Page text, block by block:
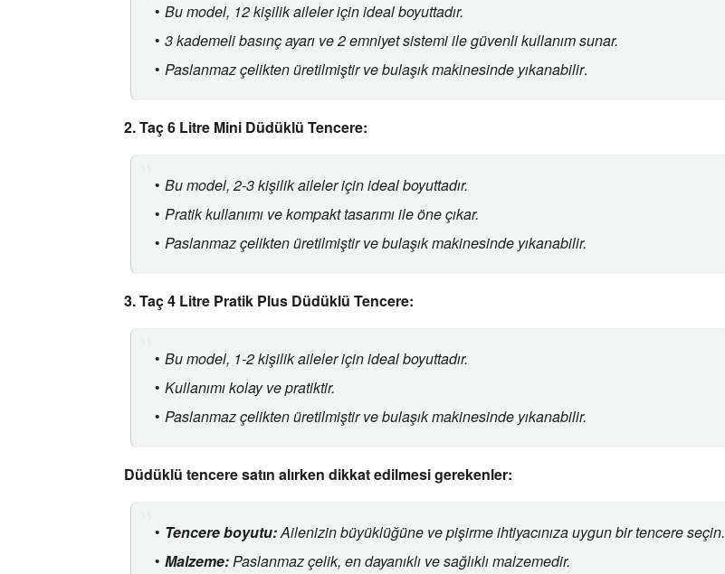
Bu model, 12 kişilik aileler için ideal boyuttadır.
3 kademeli basınç ayarı ve 2 emniyet sistemi ile güvenli kullanım sunar.
Paslanmaz çelikten üretilmiştir ve bulaşık makinesinde yıkanabilir.
2. Taç 6 Litre Mini Düdüklü Tencere:
Bu model, 2-3 kişilik aileler için ideal boyuttadır.
Pratik kullanımı ve kompakt tasarımı ile öne çıkar.
Paslanmaz çelikten üretilmiştir ve bulaşık makinesinde yıkanabilir.
3. Taç 4 Litre Pratik Plus Düdüklü Tencere:
Bu model, 1-2 kişilik aileler için ideal boyuttadır.
Kullanımı kolay ve pratiktir.
Paslanmaz çelikten üretilmiştir ve bulaşık makinesinde yıkanabilir.
Düdüklü tencere satın alırken dikkat edilmesi gerekenler:
Tencere boyutu:Ailenizin büyüklüğüne ve pişirme ihtiyacınıza uygun bir tencere seçin.
Malzeme:Paslanmaz çelik, en dayanıklı ve sağlıklı malzemedir.